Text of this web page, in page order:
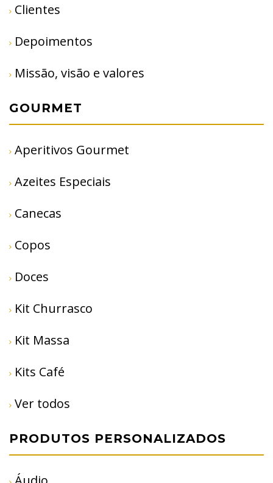
Clientes
Depoimentos
Missão, visão e valores
GOURMET
Aperitivos Gourmet
Azeites Especiais
Canecas
Copos
Doces
Kit Churrasco
Kit Massa
Kits Café
Ver todos
PRODUTOS PERSONALIZADOS